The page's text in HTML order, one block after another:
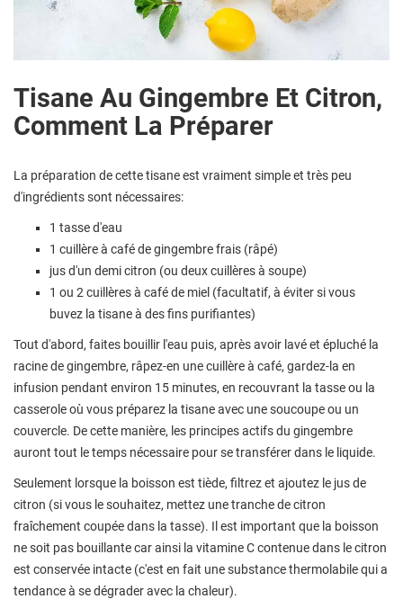
Tisane Au Gingembre Et Citron,
Comment La Préparer
La préparation de cette tisane est vraiment simple et très peu
d'ingrédients sont nécessaires:
1 tasse d'eau
1 cuillère à café de gingembre frais (râpé)
jus d'un demi citron (ou deux cuillères à soupe)
1 ou 2 cuillères à café de miel (facultatif, à éviter si vous
buvez la tisane à des fins purifiantes)
Tout d'abord, faites bouillir l'eau puis, après avoir lavé et épluché la
racine de gingembre, râpez-en une cuillère à café, gardez-la en
infusion pendant environ 15 minutes, en recouvrant la tasse ou la
casserole où vous préparez la tisane avec une soucoupe ou un
couvercle. De cette manière, les principes actifs du gingembre
auront tout le temps nécessaire pour se transférer dans le liquide.
Seulement lorsque la boisson est tiède, filtrez et ajoutez le jus de
citron (si vous le souhaitez, mettez une tranche de citron
fraîchement coupée dans la tasse). Il est important que la boisson
ne soit pas bouillante car ainsi la vitamine C contenue dans le citron
est conservée intacte (c'est en fait une substance thermolabile qui a
tendance à se dégrader avec la chaleur).